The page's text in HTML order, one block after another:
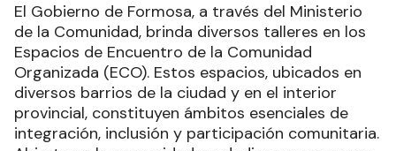
El Gobierno de Formosa, a través del Ministerio
de la Comunidad, brinda diversos talleres en los
Espacios de Encuentro de la Comunidad
Organizada (ECO). Estos espacios, ubicados en
diversos barrios de la ciudad y en el interior
provincial, constituyen ámbitos esenciales de
integración, inclusión y participación comunitaria.